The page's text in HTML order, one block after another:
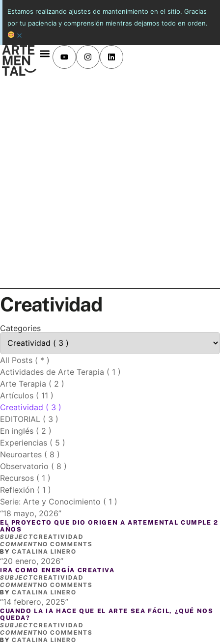
Estamos realizando ajustes de mantenimiento en el sitio. Gracias
por tu paciencia y comprensión mientras dejamos todo en orden.
×
Creatividad
Categories
All Posts ( * )
Actividades de Arte Terapia ( 1 )
Arte Terapia ( 2 )
Artículos ( 11 )
Creatividad ( 3 )
EDITORIAL ( 3 )
En inglés ( 2 )
Experiencias ( 5 )
Neuroartes ( 8 )
Observatorio ( 8 )
Recursos ( 1 )
Reflexión ( 1 )
Serie: Arte y Conocimiento ( 1 )
18 mayo, 2026
EL PROYECTO QUE DIO ORIGEN A ARTEMENTAL CUMPLE 2
AÑOS
SUBJECTCREATIVIDAD
COMMENTNO COMMENTS
BY CATALINA LINERO
20 enero, 2026
IRA COMO ENERGÍA CREATIVA
SUBJECTCREATIVIDAD
COMMENTNO COMMENTS
BY CATALINA LINERO
14 febrero, 2025
CUANDO LA IA HACE QUE EL ARTE SEA FÁCIL, ¿QUÉ NOS
QUEDA?
SUBJECTCREATIVIDAD
COMMENTNO COMMENTS
BY CATALINA LINERO